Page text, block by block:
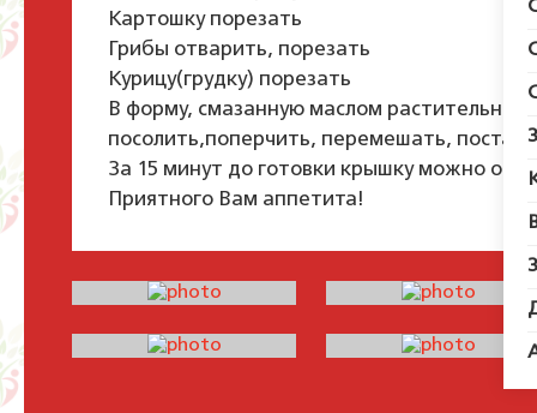
Картошку порезать
Грибы отварить, порезать
Курицу(грудку) порезать
В форму, смазанную маслом
посолить,поперчить, перемешать,
За 15 минут до готовки крышку можно
Приятного Вам аппетита!